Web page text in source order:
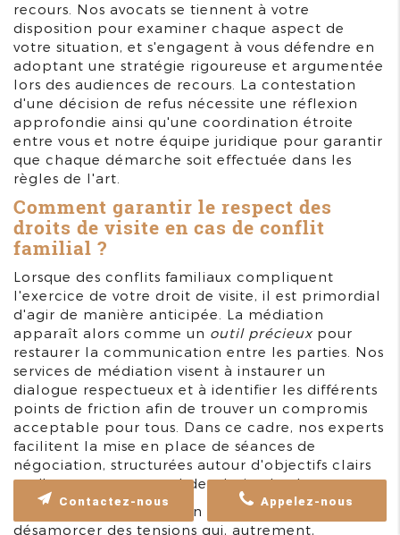
recours. Nos avocats se tiennent à votre
disposition pour examiner chaque aspect de
votre situation, et s'engagent à vous défendre en
adoptant une stratégie rigoureuse et argumentée
lors des audiences de recours. La contestation
d'une décision de refus nécessite une réflexion
approfondie ainsi qu'une coordination étroite
entre vous et notre équipe juridique pour garantir
que chaque démarche soit effectuée dans les
règles de l'art.
Comment garantir le respect des
droits de visite en cas de conflit
familial ?
Lorsque des conflits familiaux compliquent
l'exercice de votre droit de visite, il est primordial
d'agir de manière anticipée. La médiation
apparaît alors comme un outil précieux pour
restaurer la communication entre les parties. Nos
services de médiation visent à instaurer un
dialogue respectueux et à identifier les différents
points de friction afin de trouver un compromis
acceptable pour tous. Dans ce cadre, nos experts
facilitent la mise en place de séances de
négociation, structurées autour d'objectifs clairs
et d'un respect mutuel des droits de chacun.
Le recours à la médiation permet également de
désamorcer des tensions qui, autrement,
Appelez-nous
Contactez-nous